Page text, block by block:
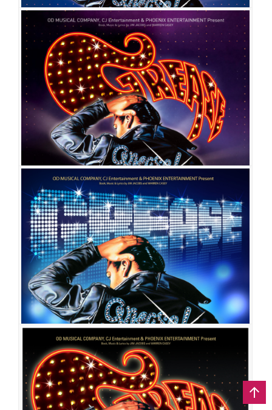
그리스
공연일시
2011-04-08 ~ 2011-06-12
공연장
한전아트센터
출연진
김응주임혜영손예슬이창희박은미하강웅신다영
이수용
최호승
윤지인김태민박경동이아영김선영공민섭김용한류승찬
박정
김아름 이민경임진아장지우이재균
그리스
공연일시
2011-01-11 ~ 2011-03-09
공연장
이화여자대학교 삼성홀
출연진
김산호김형민이현유하나장혜민안현식손승현김경화최
수연맹주영이형진조형균신다영김유나 이소영김상미 황수영 최호승
공민섭김선영이아영오경석김응주팽태호 김아름
그리스
공연일시
2010-09-29 ~ 2010-10-31
공연장
충무아트홀 대극장
출연진
김산호 박준후(박영필)김수정장혜민손승현김경화조형균